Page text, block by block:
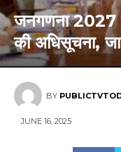
जनगणना 2027
की अधिसूचना,
BY
JUNE 16, 2025